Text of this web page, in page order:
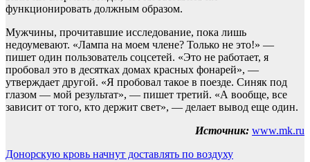
функционировать должным образом.
Мужчины, прочитавшие исследование, пока лишь
недоумевают. «Лампа на моем члене? Только не это!» —
пишет один пользователь соцсетей. «Это не работает, я
пробовал это в десятках домах красных фонарей», —
утверждает другой. «Я пробовал такое в поезде. Синяк под
глазом — мой результат», — пишет третий. «А вообще, все
зависит от того, кто держит свет», — делает вывод еще один.
Источник: www.mk.ru
Навигация
Донорскую кровь начнут доставлять по воздуху